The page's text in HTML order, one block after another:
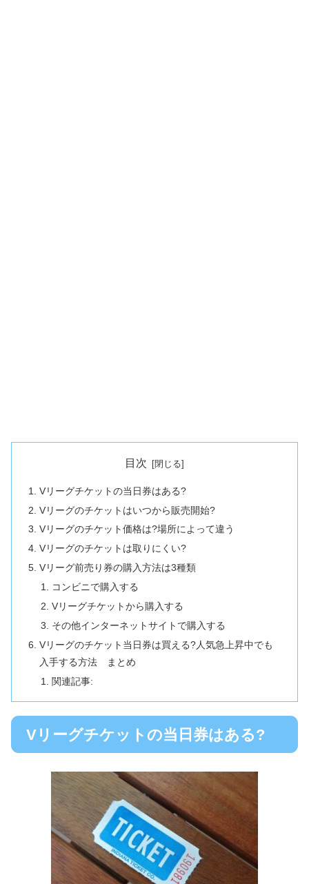
目次
Vリーグチケットの当日券はある?
Vリーグのチケットはいつから販売開始?
Vリーグのチケット価格は?場所によって違う
Vリーグのチケットは取りにくい?
Vリーグ前売り券の購入方法は3種類
コンビニで購入する
Vリーグチケットから購入する
その他インターネットサイトで購入する
Vリーグのチケット当日券は買える?人気急上昇中でも
入手する方法 まとめ
関連記事:
Vリーグチケットの当日券はある?